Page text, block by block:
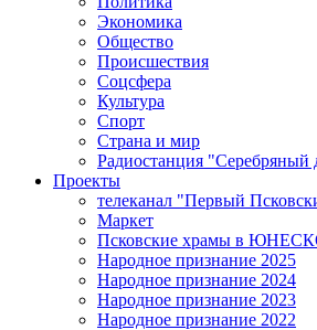
Экономика
Общество
Происшествия
Соцсфера
Культура
Спорт
Страна и мир
Радиостанция "Серебряный
Проекты
телеканал "Первый
Маркет
Псковские храмы в
Народное признание 2025
Народное признание 2024
Народное признание 2023
Народное признание 2022